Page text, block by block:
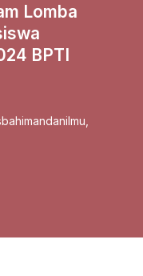
Lomba
BPTI